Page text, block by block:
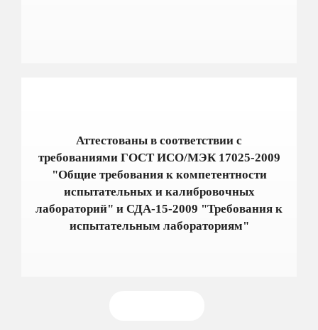
Аттестованы в соответствии с
требованиями ГОСТ ИСО/МЭК 17025-2009
"Общие требования к компетентности
испытательных и калибровочных
лабораторий" и СДА-15-2009 "Требования к
испытательным лабораториям"